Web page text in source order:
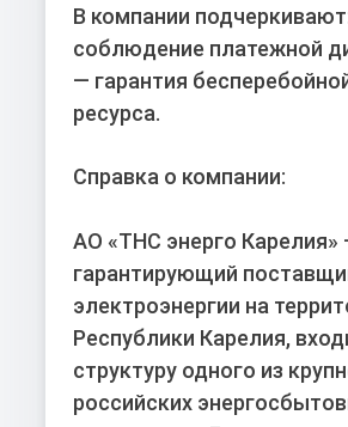
В компании
соблюдение платежной
— гарантия
ресурса.
Справка о компании:
АО «ТНС энерго Карелия»
гарантирующий
электроэнергии на
Республики Карелия,
структуру одного из
российских